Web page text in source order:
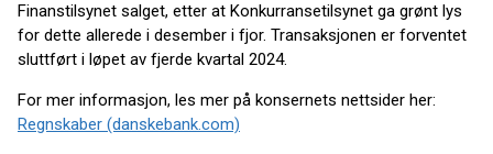
Finanstilsynet salget, etter at Konkurransetilsynet ga grønt lys
for dette allerede i desember i fjor. Transaksjonen er forventet
sluttført i løpet av fjerde kvartal 2024.
For mer informasjon, les mer på konsernets nettsider her:
Regnskaber (danskebank.com)